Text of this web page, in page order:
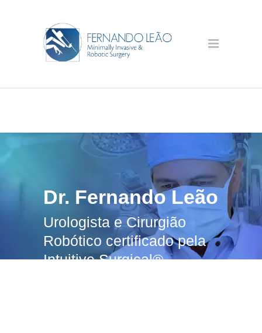
Dr. Fernando Leão
Urologista e Cirurgião
Robótico certificado pela
Intuitive Surgical®.